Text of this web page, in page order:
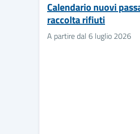
Calendario nuovi
raccolta rifiuti
A partire dal 6 luglio 2026